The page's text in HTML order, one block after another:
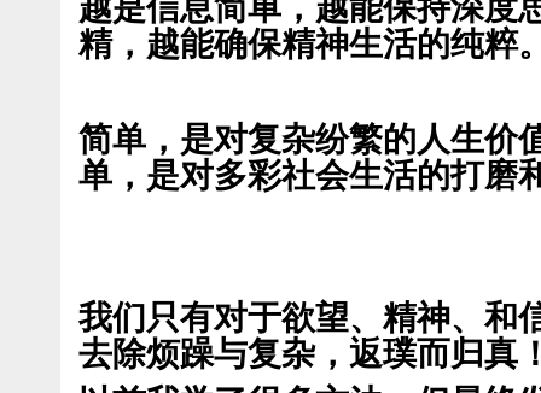
越是信息简单，越能保持深度
精，越能确保精神生活的纯粹
简单，是对复杂纷繁的人生价
单，是对多彩社会生活的打磨
我们只有对于欲望、精神、和
去除烦躁与复杂，返璞而归真